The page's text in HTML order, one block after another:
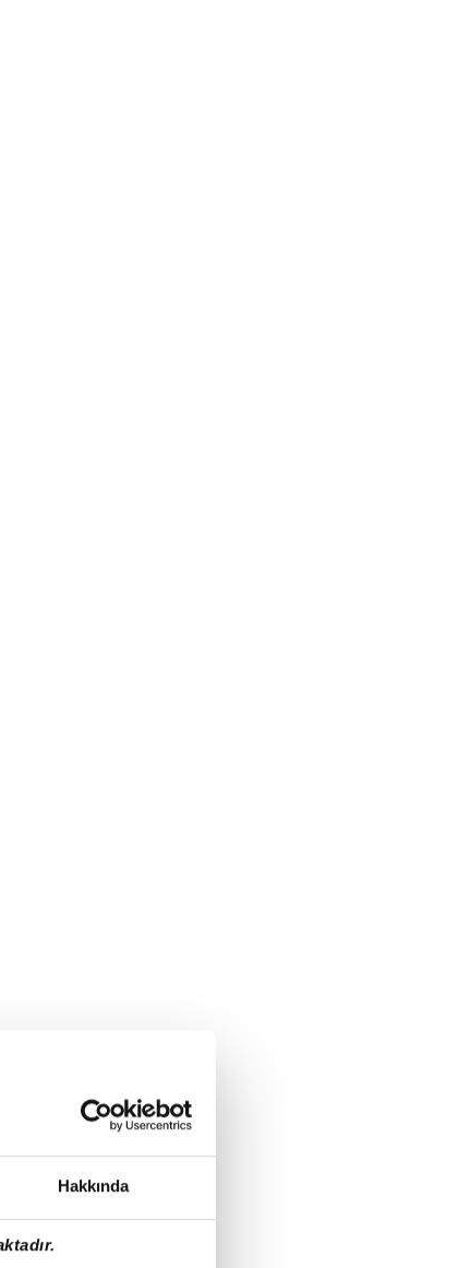
Hakkında